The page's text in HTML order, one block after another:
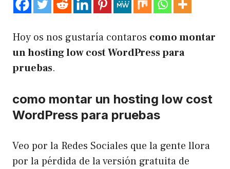
Hoy os nos gustaría contaros como montar
un hosting low cost WordPress para
pruebas.
como montar un hosting low cost
WordPress para pruebas
Veo por la Redes Sociales que la gente llora
por la pérdida de la versión gratuita de